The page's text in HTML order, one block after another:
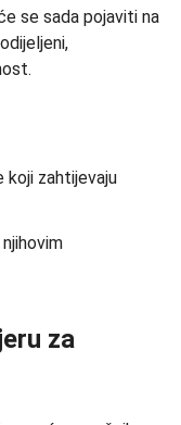
se sada pojaviti na
koji zahtijevaju
za